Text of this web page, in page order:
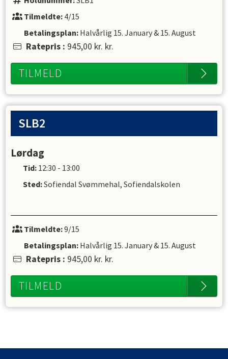
Tilmeldte:4/15
Betalingsplan: Halvårlig 15. January& 15. August
Ratepris : 945,00 kr. kr.
TILMELD
SLB2
Lørdag
Tid: 12:30 - 13:00
Sted:Sofiendal Svømmehal, Sofiendalskolen
Tilmeldte:9/15
Betalingsplan: Halvårlig 15. January& 15. August
Ratepris : 945,00 kr. kr.
TILMELD